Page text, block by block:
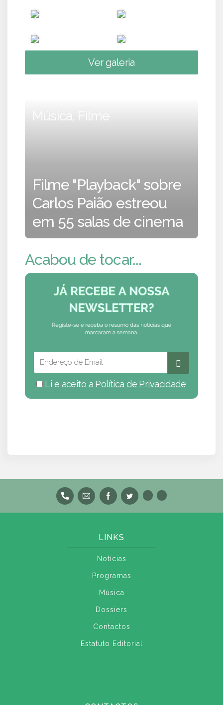
Ver galeria
Música, Filme
Filme "Playback" sobre
Carlos Paião estreou
em 55 salas de cinema
Acabou de tocar...
Li e aceito a Política de Privacidade
LINKS
Notícias
Programas
Música
Dossiers
Contactos
Estatuto Editorial